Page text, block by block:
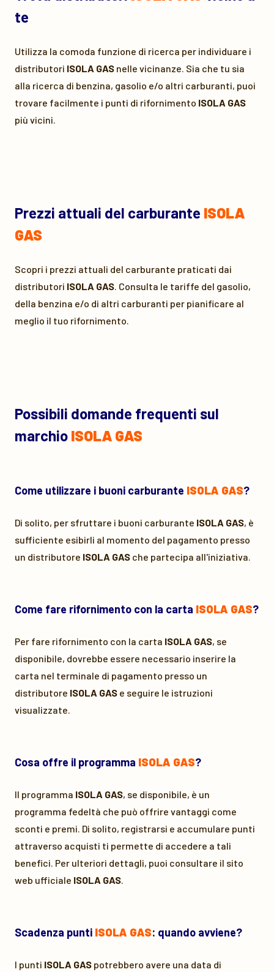
te
Utilizza la comoda funzione di ricerca per individuare i
distributori ISOLA GAS nelle vicinanze. Sia che tu sia
alla ricerca di benzina, gasolio e/o altri carburanti, puoi
trovare facilmente i punti di rifornimento ISOLA GAS
più vicini.
Prezzi attuali del carburante ISOLA
GAS
Scopri i prezzi attuali del carburante praticati dai
distributori ISOLA GAS. Consulta le tariffe del gasolio,
della benzina e/o di altri carburanti per pianificare al
meglio il tuo rifornimento.
Possibili domande frequenti sul
marchio ISOLA GAS
Come utilizzare i buoni carburante ISOLA GAS?
Di solito, per sfruttare i buoni carburante ISOLA GAS, è
sufficiente esibirli al momento del pagamento presso
un distributore ISOLA GAS che partecipa all'iniziativa.
Come fare rifornimento con la carta ISOLA GAS?
Per fare rifornimento con la carta ISOLA GAS, se
disponibile, dovrebbe essere necessario inserire la
carta nel terminale di pagamento presso un
distributore ISOLA GAS e seguire le istruzioni
visualizzate.
Cosa offre il programma ISOLA GAS?
Il programma ISOLA GAS, se disponibile, è un
programma fedeltà che può offrire vantaggi come
sconti e premi. Di solito, registrarsi e accumulare punti
attraverso acquisti ti permette di accedere a tali
benefici. Per ulteriori dettagli, puoi consultare il sito
web ufficiale ISOLA GAS.
Scadenza punti ISOLA GAS: quando avviene?
I punti ISOLA GAS potrebbero avere una data di